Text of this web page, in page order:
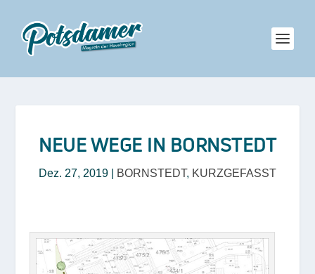
NEUE WEGE IN BORNSTEDT
Dez. 27, 2019 BORNSTEDT, KURZGEFASST